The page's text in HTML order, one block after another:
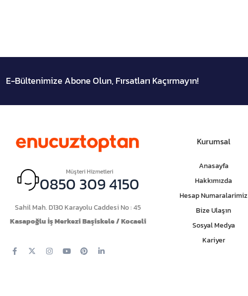
E-Bültenimize Abone Olun, Fırsatları Kaçırmayın!
Müşteri Hizmetleri
0850 309 4150
Sahil Mah. D130 Karayolu Caddesi No : 45
Kasapoğlu İş Merkezi Başiskele / Kocaeli
Kurumsal
Anasayfa
Hakkımızda
Hesap Numaralarimiz
Bize Ulaşın
Sosyal Medya
Kariyer